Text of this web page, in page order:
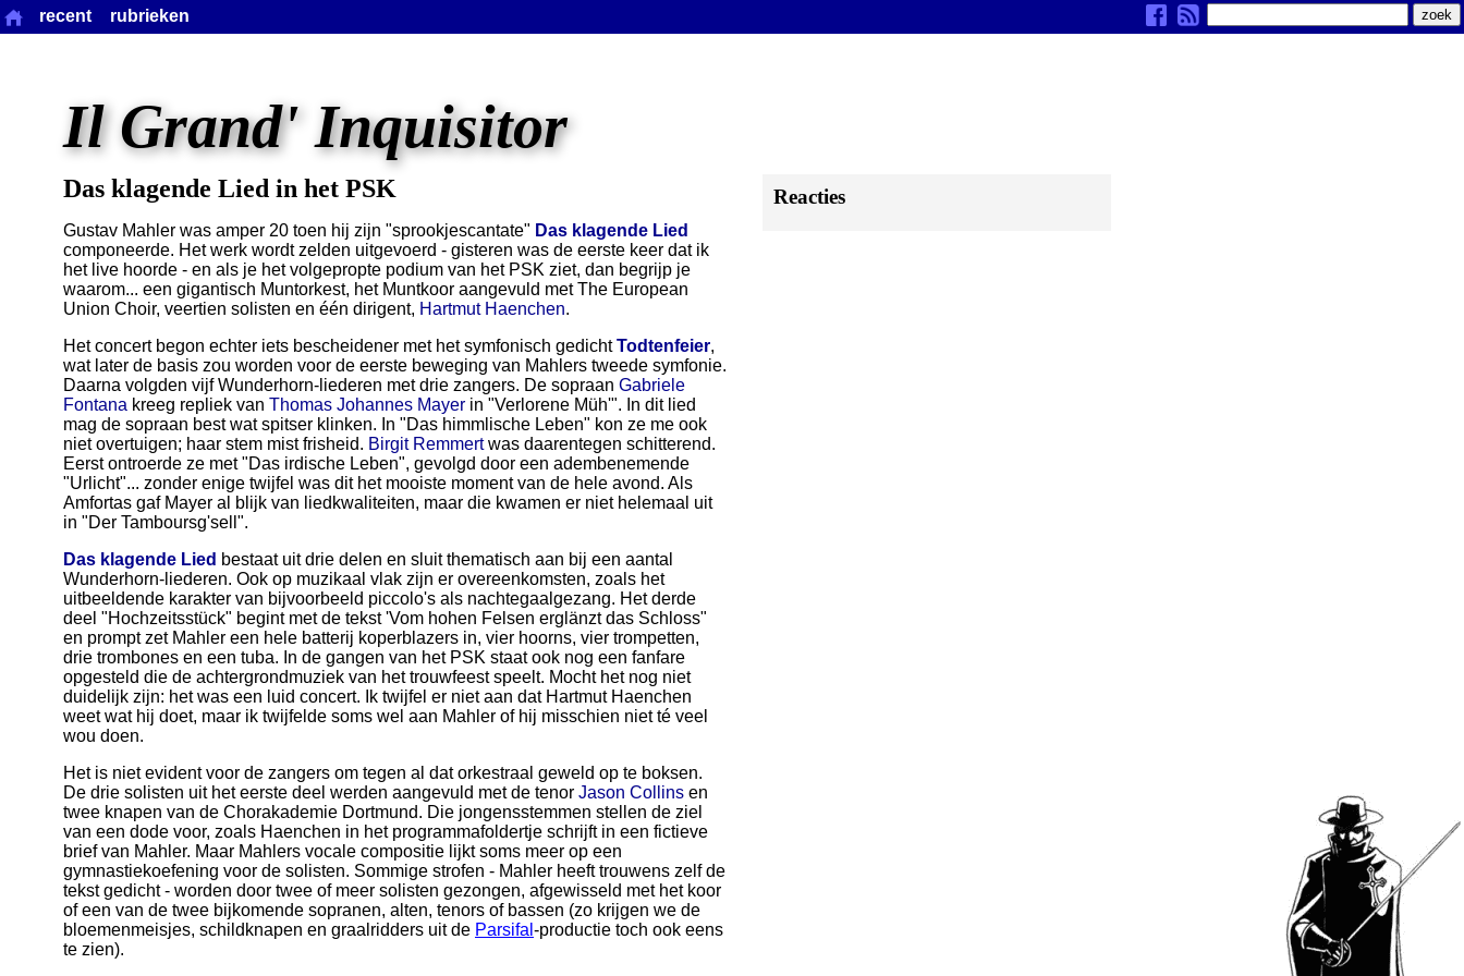
Il Grand' Inquisitor
Das klagende Lied in het PSK
Gustav Mahler was amper 20 toen hij zijn "sprookjescantate" Das klagende Lied
componeerde. Het werk wordt zelden uitgevoerd - gisteren was de eerste keer dat ik
het live hoorde - en als je het volgepropte podium van het PSK ziet, dan begrijp je
waarom... een gigantisch Muntorkest, het Muntkoor aangevuld met The European
Union Choir, veertien solisten en één dirigent, Hartmut Haenchen.
Het concert begon echter iets bescheidener met het symfonisch gedichtTodtenfeier,
wat later de basis zou worden voor de eerste beweging van Mahlers tweede symfonie.
Daarna volgden vijf Wunderhorn-liederen met drie zangers. De sopraan Gabriele
Fontana kreeg repliek van Thomas Johannes Mayer in "Verlorene Müh'". In dit lied
mag de sopraan best wat spitser klinken. In "Das himmlische Leben" kon ze me ook
niet overtuigen; haar stem mist frisheid. Birgit Remmertwas daarentegen schitterend.
Eerst ontroerde ze met "Das irdische Leben", gevolgd door een adembenemende
"Urlicht"... zonder enige twijfel was dit het mooiste moment van de hele avond. Als
Amfortas gaf Mayer al blijk van liedkwaliteiten, maar die kwamen er niet helemaal uit
in "Der Tamboursg'sell".
Das klagende Lied bestaat uit drie delen en sluit thematisch aan bij een aantal
Wunderhorn-liederen. Ook op muzikaal vlak zijn er overeenkomsten, zoals het
uitbeeldende karakter van bijvoorbeeld piccolo's als nachtegaalgezang. Het derde
deel "Hochzeitsstück" begint met de tekst 'Vom hohen Felsen erglänzt das Schloss"
en prompt zet Mahler een hele batterij koperblazers in, vier hoorns, vier trompetten,
drie trombones en een tuba. In de gangen van het PSK staat ook nog een fanfare
opgesteld die de achtergrondmuziek van het trouwfeest speelt. Mocht het nog niet
duidelijk zijn: het was een luid concert. Ik twijfel er niet aan dat Hartmut Haenchen
weet wat hij doet, maar ik twijfelde soms wel aan Mahler of hij misschien niet té veel
wou doen.
Het is niet evident voor de zangers om tegen al dat orkestraal geweld op te boksen.
De drie solisten uit het eerste deel werden aangevuld met de tenor Jason Collins en
twee knapen van de Chorakademie Dortmund. Die jongensstemmen stellen de ziel
van een dode voor, zoals Haenchen in het programmafoldertje schrijft in een fictieve
brief van Mahler. Maar Mahlers vocale compositie lijkt soms meer op een
gymnastiekoefening voor de solisten. Sommige strofen - Mahler heeft trouwens zelf de
tekst gedicht - worden door twee of meer solisten gezongen, afgewisseld met het koor
of een van de twee bijkomende sopranen, alten, tenors of bassen (zo krijgen we de
bloemenmeisjes, schildknapen en graalridders uit de Parsifal -productie toch ook eens
te zien).
Reacties
recent rubrieken